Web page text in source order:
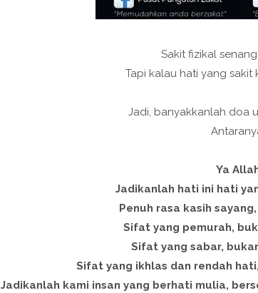
Sakit fizikal
Tapi kalau hati yang sakit
Jadi, banyakkanlah doa
Ya
Jadikanlah hati ini hati
Penuh rasa kasih
Sifat yang pemurah,
Sifat yang sabar,
Sifat yang ikhlas dan rendah
Jadikanlah kami insan yang berhati mulia,